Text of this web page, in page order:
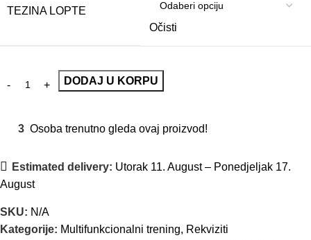
TEZINA LOPTE
Očisti
DODAJ U KORPU
3 Osoba trenutno gleda ovaj proizvod!
Estimated delivery: Utorak 11. August – Ponedjeljak 17.
August
SKU: N/A
Kategorije: Multifunkcionalni trening, Rekviziti